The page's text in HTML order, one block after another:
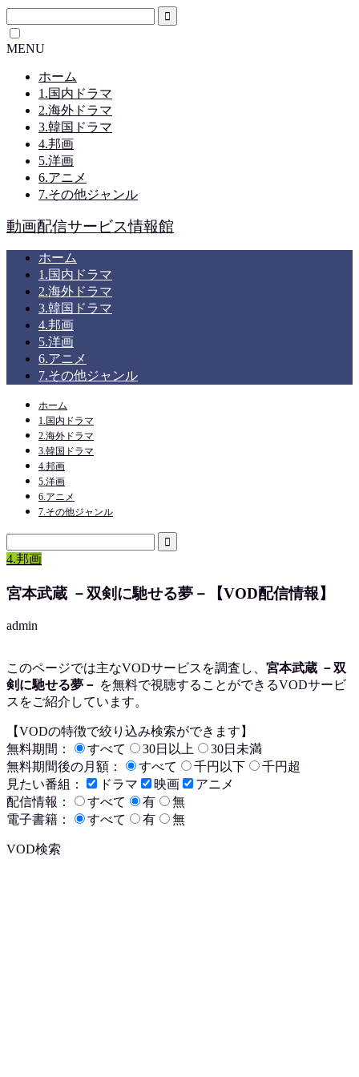
MENU
ホーム
1.国内ドラマ
2.海外ドラマ
3.韓国ドラマ
4.邦画
5.洋画
6.アニメ
7.その他ジャンル
動画配信サービス情報館
ホーム
1.国内ドラマ
2.海外ドラマ
3.韓国ドラマ
4.邦画
5.洋画
6.アニメ
7.その他ジャンル
ホーム
1.国内ドラマ
2.海外ドラマ
3.韓国ドラマ
4.邦画
5.洋画
6.アニメ
7.その他ジャンル
4.邦画
宮本武蔵 －双剣に馳せる夢－【VOD配信情報】
admin
このページでは主なVODサービスを調査し、 宮本武蔵 －双
剣に馳せる夢－ を無料で視聴することができるVODサービ
スをご紹介しています。
【VODの特徴で絞り込み検索ができます】
無料期間：
すべて 30日以上
30日未満
無料期間後の月額：
すべて 千円以下
千円超
見たい番組：
ドラマ 映画
アニメ
配信情報：
すべて 有
無
電子書籍：
すべて 有 無
VOD検索